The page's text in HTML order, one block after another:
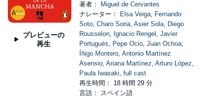
プレビューの
再生
著者：
Miguel de Cervantes
ナレーター：
Elsa Veiga, Fernando
Soto, Charo Soria, Asier Sola, Diego
Rousselon, Ignacio Rengel , Javier
Portugués, Pepe Ocio, Juan Ochoa,
Íñigo Montero, Antonio Martínez
Asensio, Ariana Martínez, Arturo López,
Paula Iwasaki, full cast
再生時間： 18 時間 29 分
言語： スペイン語